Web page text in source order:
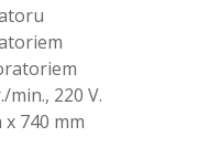
220 V.
740 mm